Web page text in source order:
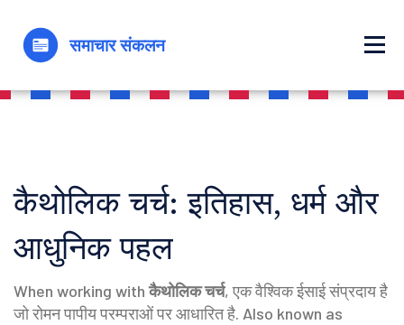
कैथोलिक चर्च: इतिहास, धर्म और
आधुनिक पहल
When working withकैथोलिक चर्च,एक वैश्विक ईसाई संप्रदाय है
जो रोमन पापीय परम्पराओं पर आधारित है. Also known as